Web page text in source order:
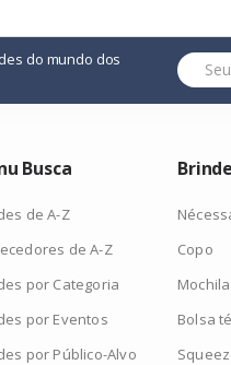
do mundo dos
Busca
de A-Z
de A-Z
por Categoria
por Eventos
por Público-Alvo
Copo
Mochila
Bolsa